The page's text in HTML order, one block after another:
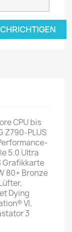
CPU bis
Z790-PLUS
5.0 Ultra
Grafikkarte
80+ Bronze
Dying
VI,
3